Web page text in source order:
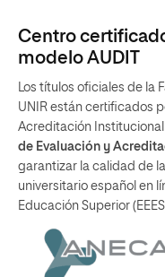
Centro
modelo AUDIT
Los títulos oficiales de la
UNIR están certificados
Acreditación Institucional
de Evaluación y
garantizar la calidad de
universitario español en
Educación Superior